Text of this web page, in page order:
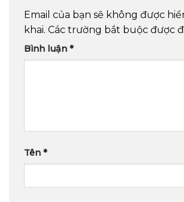
Email của bạn sẽ không được
khai. Các trường bắt buộc được
Bình luận *
Tên *